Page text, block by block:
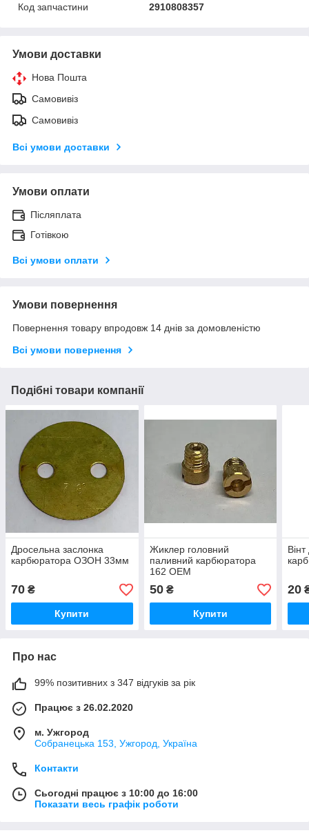
Код запчастини
2910808357
Умови доставки
Нова Пошта
Самовивіз
Самовивіз
Всі умови доставки
Умови оплати
Післяплата
Готівкою
Всі умови оплати
Умови повернення
Повернення товару впродовж 14 днів за домовленістю
Всі умови повернення
Подібні товари компанії
Дросельна заслонка
карбюратора ОЗОН 33мм
70 ₴
Купити
Жиклер головний
паливний карбюратора
162 OEM
50₴
Купити
20
Про нас
99% позитивних з 347 відгуків за рік
Працює з 26.02.2020
м. Ужгород
Собранецька 153, Ужгород, Україна
Контакти
Сьогодні працює з 10:00 до 16:00
Показати весь графік роботи